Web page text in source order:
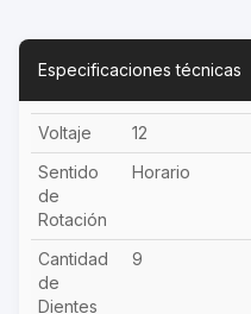
Especificaciones técnicas
Voltaje
12
Sentido
de
Rotación
Horario
Cantidad
de
Dientes
9